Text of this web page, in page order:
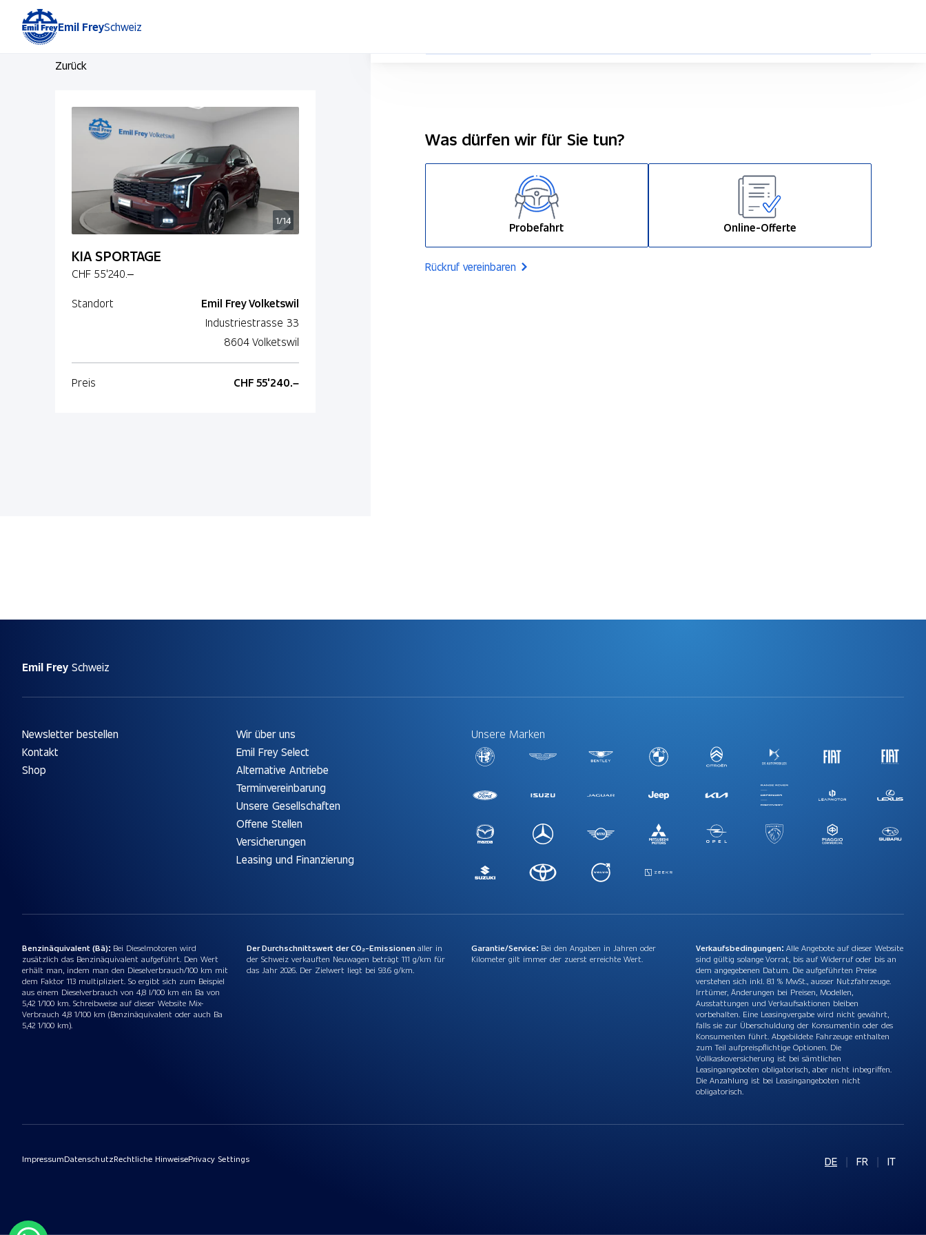
Emil FreySchweiz
Zurück
1/14
KIA SPORTAGE
CHF 55'240.–
Standort
Emil Frey Volketswil
Industriestrasse 33
8604 Volketswil
Preis CHF 55'240.–
Was dürfen wir für Sie tun?
Probefahrt Online-Offerte
Rückruf vereinbaren
Emil Frey Schweiz
Newsletter bestellen
Kontakt
Shop
Wir über uns
Emil Frey Select
Alternative Antriebe
Terminvereinbarung
Unsere Gesellschaften
Offene Stellen
Versicherungen
Leasing und Finanzierung
Unsere Marken
Benzinäquivalent (Bä): Bei Dieselmotoren wird
zusätzlich das Benzinäquivalent aufgeführt. Den Wert
erhält man, indem man den Dieselverbrauch/100 km mit
dem Faktor 113 multipliziert. So ergibt sich zum Beispiel
aus einem Dieselverbrauch von 4,8 l/100 km ein Ba von
5,42 1/100 km. Schreibweise auf dieser Website Mix-
Verbrauch 4,8 1/100 km (Benzinäquivalent oder auch Ba
5,42 1/100 km).
Der Durchschnittswert der CO₂-Emissionenaller in
der Schweiz verkauften Neuwagen beträgt 111 g/km für
das Jahr 2026. Der Zielwert liegt bei 93.6 g/km.
Garantie/Service: Bei den Angaben in Jahren oder
Kilometer gilt immer der zuerst erreichte Wert.
Verkaufsbedingungen: Alle Angebote auf dieser Website
sind gültig solange Vorrat, bis auf Widerruf oder bis an
dem angegebenen Datum. Die aufgeführten Preise
verstehen sich inkl. 8.1 % MwSt., ausser Nutzfahrzeuge.
Irrtümer, Änderungen bei Preisen, Modellen,
Ausstattungen und Verkaufsaktionen bleiben
vorbehalten. Eine Leasingvergabe wird nicht gewährt,
falls sie zur Überschuldung der Konsumentin oder des
Konsumenten führt. Abgebildete Fahrzeuge enthalten
zum Teil aufpreispflichtige Optionen. Die
Vollkaskoversicherung ist bei sämtlichen
Leasingangeboten obligatorisch, aber nicht inbegriffen.
Die Anzahlung ist bei Leasingangeboten nicht
obligatorisch.
ImpressumDatenschutzRechtliche HinweisePrivacy Settings DE | FR | IT